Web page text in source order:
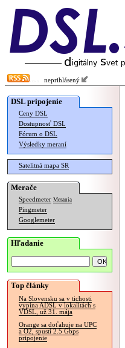
neprihlásený
DSL pripojenie
Ceny DSL
Dostupnosť DSL
Fórum o DSL
Výsledky meraní
Satelitná mapa SR
Merače
Speedmeter Merania
Pingmeter
Googlemeter
Hľadanie
Top články
Na Slovensku sa v tichosti
vypína ADSL v lokalitách s
VDSL, už 31. mája
Orange sa doťahuje na UPC
a O2, spustí 2.5 Gbps
pripojenie